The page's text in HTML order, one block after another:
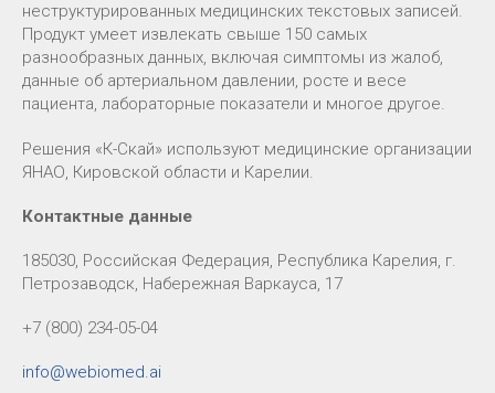
неструктурированных медицинских текстовых записей.
Продукт умеет извлекать свыше 150 самых
разнообразных данных, включая симптомы из жалоб,
данные об артериальном давлении, росте и весе
пациента, лабораторные показатели и многое другое.
Решения «К-Скай» используют медицинские организации
ЯНАО, Кировской области и Карелии.
Контактные данные
185030, Российская Федерация, Республика Карелия, г.
Петрозаводск, Набережная Варкауса, 17
+7 (800) 234-05-04
info@webiomed.ai